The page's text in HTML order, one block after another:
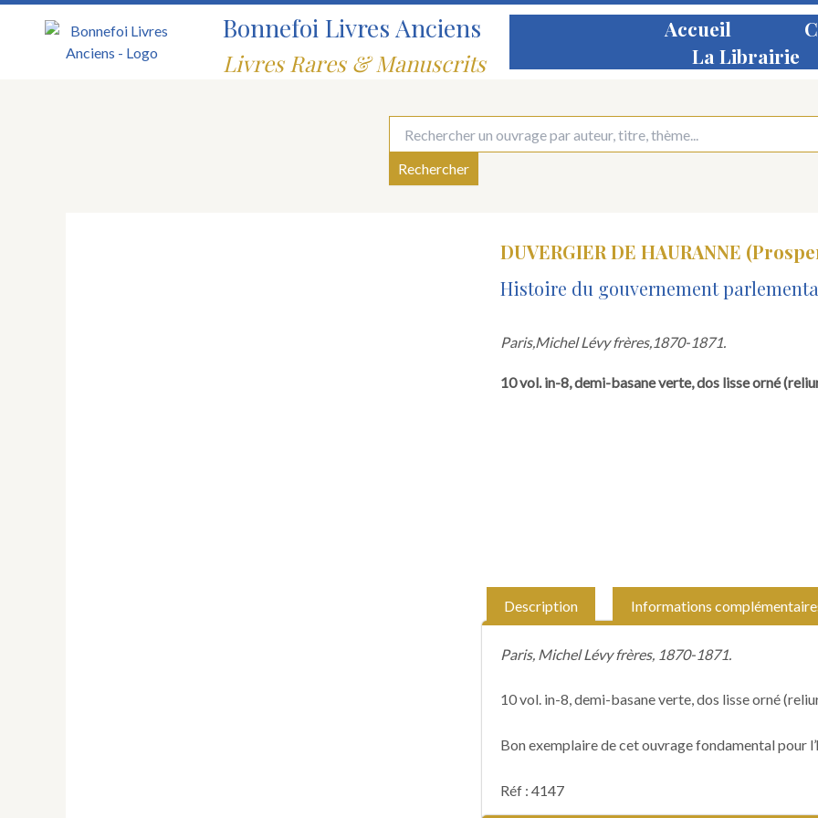
Aller
Bonnefoi Livres Anciens
Livres Rares & Manuscrits
Accueil
La Librairie
DUVERGIER DE HAURANNE
Histoire du gouvernement
Paris,Michel Lévy frères, 1870-1871.
10 vol. in-8, demi-basane verte, dos lisse orné
Description Informations
Paris, Michel Lévy frères, 1870-1871.
10 vol. in-8, demi-basane verte, dos lisse orné
Bon exemplaire de cet ouvrage fondamental pour
Réf : 4147